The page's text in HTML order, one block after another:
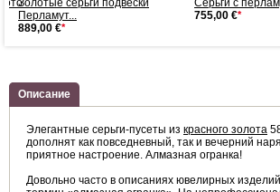
Золотые серьги подвески
Перламут...
889,00 €*
Серьги с
755,00 €*
Описание
Элегантные серьги-пусеты из красного золота
дополнят как повседневный, так и вечерний
приятное настроение. Алмазная огранка!
Довольно часто в описаниях ювелирных